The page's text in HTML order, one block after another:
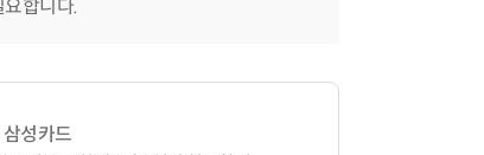
합니다.
성카드